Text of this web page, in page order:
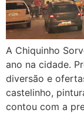
A Chiquinho
ano na cidade.
diversão e
castelinho,
contou com a